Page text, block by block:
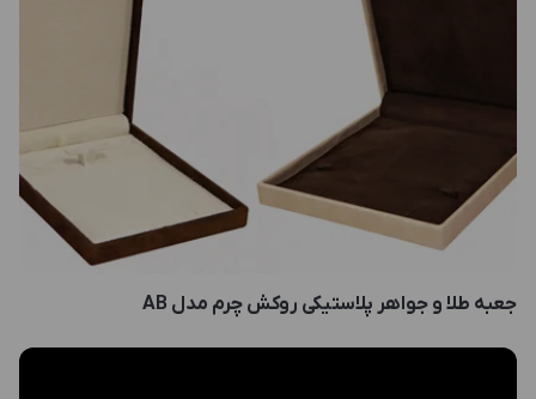
جعبه طلا و جواهر پلاستیکی روکش چرم مدل AB